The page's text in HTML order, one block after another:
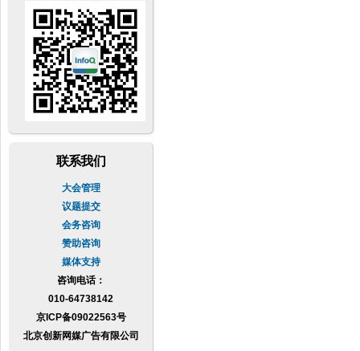
联系我们
大会管理
议题提交
会务咨询
赞助咨询
媒体支持
咨询电话：
010-64738142
京ICP备09022563号
北京创新网媒广告有限公司